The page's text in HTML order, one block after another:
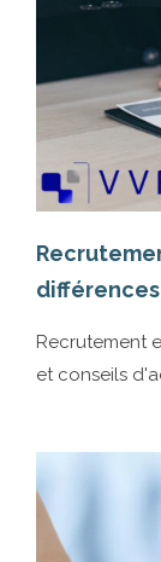
Recrutement
et conseils